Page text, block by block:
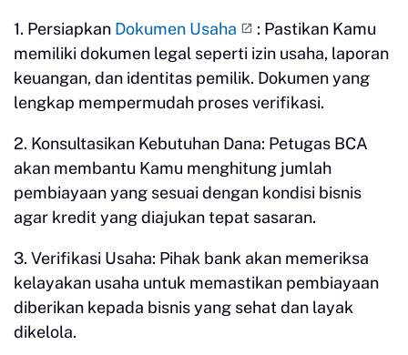
1. Persiapkan Dokumen Usaha
: Pastikan Kamu
memiliki dokumen legal seperti izin usaha, laporan
keuangan, dan identitas pemilik. Dokumen yang
lengkap mempermudah proses verifikasi.
2. Konsultasikan Kebutuhan Dana: Petugas BCA
akan membantu Kamu menghitung jumlah
pembiayaan yang sesuai dengan kondisi bisnis
agar kredit yang diajukan tepat sasaran.
3. Verifikasi Usaha: Pihak bank akan memeriksa
kelayakan usaha untuk memastikan pembiayaan
diberikan kepada bisnis yang sehat dan layak
dikelola.